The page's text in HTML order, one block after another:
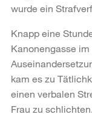
wurde ein
Knapp eine
Kanonengasse
kam es zu
einen verbalen
Frau zu